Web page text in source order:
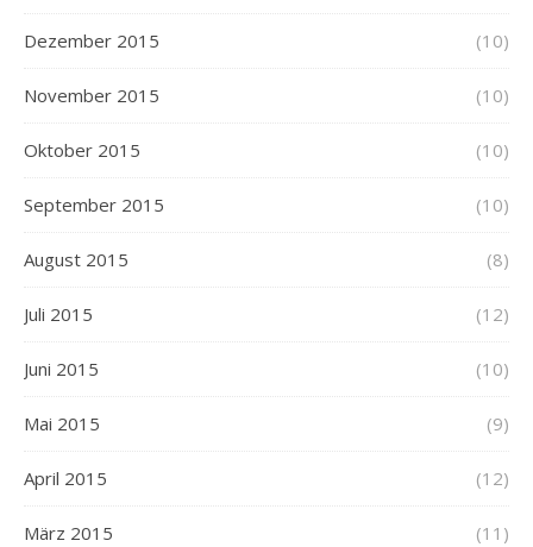
Dezember 2015 (10)
November 2015 (10)
Oktober 2015 (10)
September 2015 (10)
August 2015 (8)
Juli 2015 (12)
Juni 2015 (10)
Mai 2015 (9)
April 2015 (12)
März 2015 (11)